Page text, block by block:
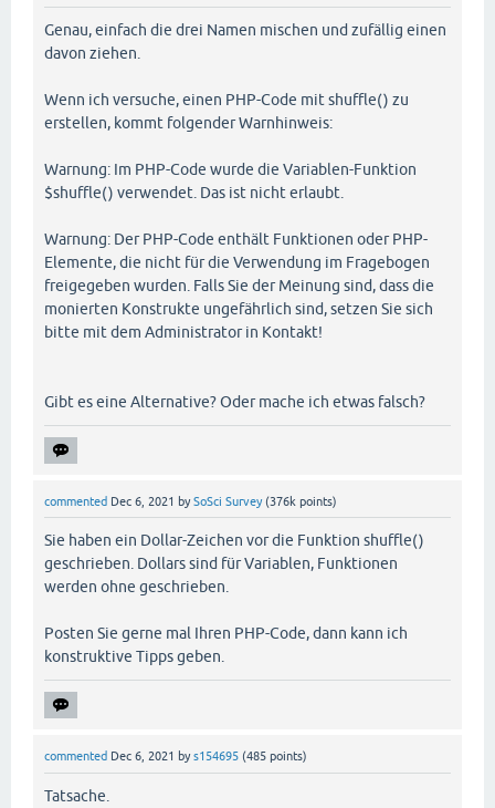
Genau, einfach die drei Namen mischen und zufällig einen
davon ziehen.
Wenn ich versuche, einen PHP-Code mit shuffle() zu
erstellen, kommt folgender Warnhinweis:
Warnung: Im PHP-Code wurde die Variablen-Funktion
$shuffle() verwendet. Das ist nicht erlaubt.
Warnung: Der PHP-Code enthält Funktionen oder PHP-
Elemente, die nicht für die Verwendung im Fragebogen
freigegeben wurden. Falls Sie der Meinung sind, dass die
monierten Konstrukte ungefährlich sind, setzen Sie sich
bitte mit dem Administrator in Kontakt!
Gibt es eine Alternative? Oder mache ich etwas falsch?
commented Dec 6, 2021 bySoSci Survey (376k points)
Sie haben ein Dollar-Zeichen vor die Funktion shuffle()
geschrieben. Dollars sind für Variablen, Funktionen
werden ohne geschrieben.
Posten Sie gerne mal Ihren PHP-Code, dann kann ich
konstruktive Tipps geben.
commented Dec 6, 2021 bys154695 (485 points)
Tatsache.